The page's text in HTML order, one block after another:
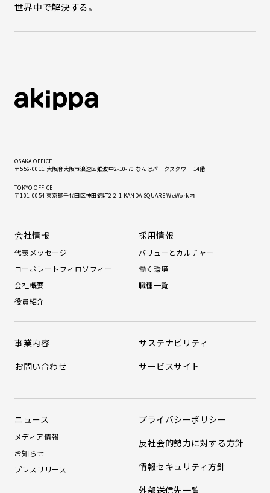
世界中で解決する。
OSAKA OFFICE
〒556-0011 大阪府大阪市浪速区難波中2-10-70 なんばパークスタワー 14階
TOKYO OFFICE
〒101-0054 東京都千代田区神田錦町2-2-1 KANDA SQUARE WeWork内
会社情報
代表メッセージ
コーポレートフィロソフィー
会社概要
役員紹介
採用情報
バリューとカルチャー
働く環境
職種一覧
事業内容
サステナビリティ
お問い合わせ
サービスサイト
ニュース
メディア情報
お知らせ
プレスリリース
プライバシーポリシー
反社会的勢力に対する方針
情報セキュリティ方針
外部送信先一覧